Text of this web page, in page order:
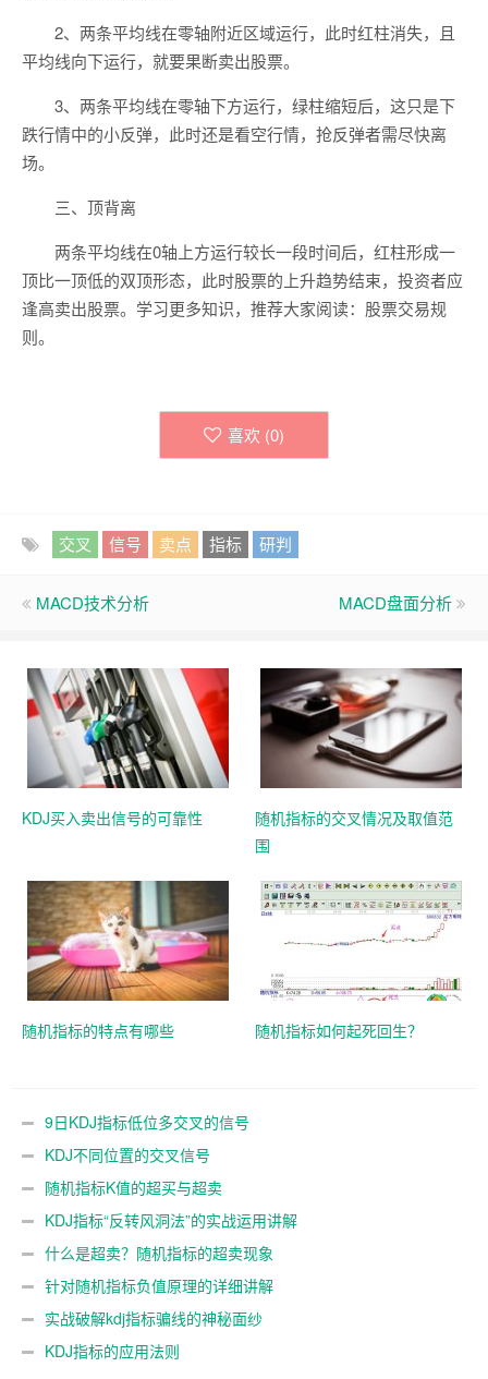
2、两条平均线在零轴附近区域运行，此时红柱消失，且
平均线向下运行，就要果断卖出股票。
3、两条平均线在零轴下方运行，绿柱缩短后，这只是下
跌行情中的小反弹，此时还是看空行情，抢反弹者需尽快离
场。
三、顶背离
两条平均线在0轴上方运行较长一段时间后，红柱形成一
顶比一顶低的双顶形态，此时股票的上升趋势结束，投资者应
逢高卖出股票。学习更多知识，推荐大家阅读：股票交易规
则。
喜欢 (0)
交叉 信号 卖点 指标 研判
MACD技术分析 MACD盘面分析
KDJ买入卖出信号的可靠性
随机指标的交叉情况及取值范
围
随机指标的特点有哪些 随机指标如何起死回生？
9日KDJ指标低位多交叉的信号
KDJ不同位置的交叉信号
随机指标K值的超买与超卖
KDJ指标“反转风洞法”的实战运用讲解
什么是超卖？随机指标的超卖现象
针对随机指标负值原理的详细讲解
实战破解kdj指标骗线的神秘面纱
KDJ指标的应用法则